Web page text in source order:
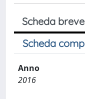
Scheda breve
Scheda
Anno
2016